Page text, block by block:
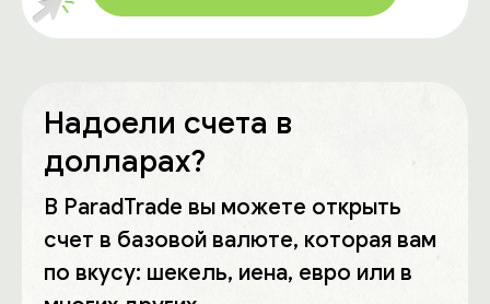
Надоели счета в
долларах?
В ParadTrade вы можете открыть
счет в базовой валюте, которая вам
по вкусу: шекель, иена, евро или в